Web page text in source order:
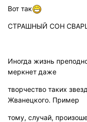
Вот так
СТРАШНЫЙ СОН
Иногда жизнь
меркнет даже
творчество таких
Жванецкого. Пример
тому, случай,